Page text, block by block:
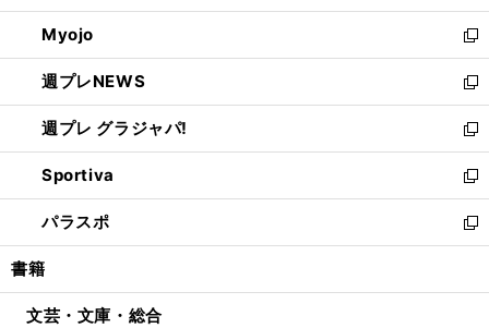
開
く
ウ
で
開
く
ン
ド
ウ
で
開
く
ウ
ィ
ン
ド
ウ
で
開
く
Myojo
新
し
い
ウ
ィ
ン
ド
ウ
で
開
週プレNEWS
新
し
い
ウ
ィ
ン
ド
ウ
開
週プレ グラジャパ!
新
し
い
ウ
ィ
ン
ウ
Sportiva
新
し
い
ウ
ン
パラスポ
新
し
ウ
書籍
文芸・文庫・総合